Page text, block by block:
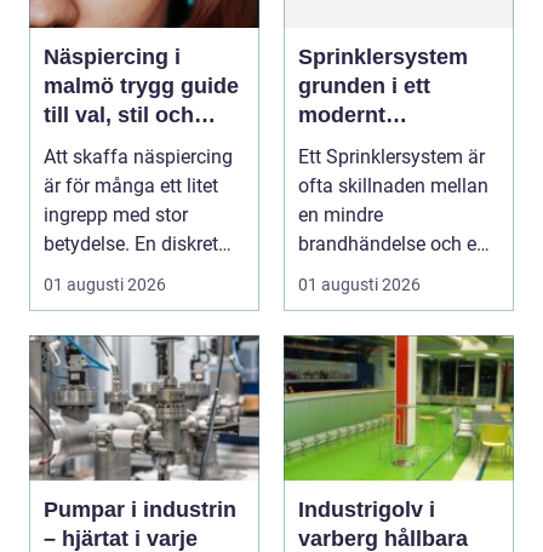
Näspiercing i
malmö trygg guide
till val, stil och
studio
Att skaffa näspiercing
är för många ett litet
ingrepp med stor
betydelse. En diskret
sten i näsvinge...
01 augusti 2026
Sprinklersystem
grunden i ett
modernt
brandskydd
Ett Sprinklersystem är
ofta skillnaden mellan
en mindre
brandhändelse och en
total förlust av
byggna...
01 augusti 2026
Pumpar i industrin
– hjärtat i varje
Industrigolv i
varberg hållbara